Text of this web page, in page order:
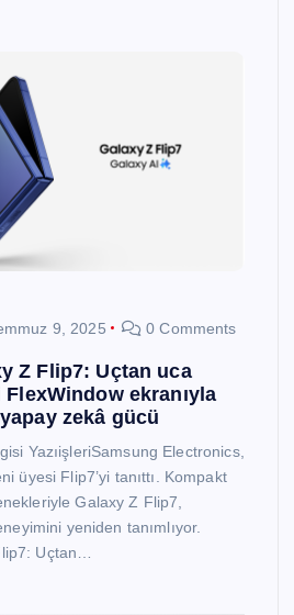
9, 2025 0 Comments
Z Flip7: Uçtan uca
ekranıyla
zekâ gücü
YazıişleriSamsung Electronics,
üyesi Flip7’yi tanıttı. Kompakt
Galaxy Z Flip7,
yeniden tanımlıyor.
Uçtan…